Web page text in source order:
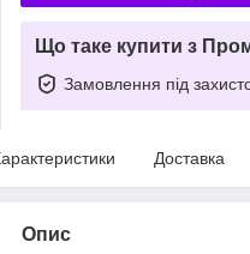
Що таке купити з
Замовлення під
Доставка
Опис